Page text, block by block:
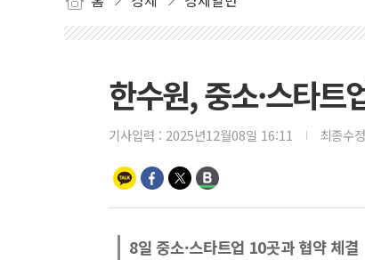
한수원, 중소·스타
기사입력 : 2025년12월08일 16:11 최종수
8일 중소·스타트업 10곳과 협약 체결